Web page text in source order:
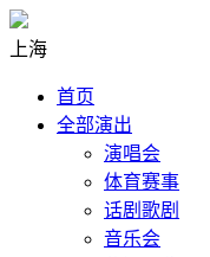
上海
首页
全部演出
演唱会
体育赛事
话剧歌剧
音乐会